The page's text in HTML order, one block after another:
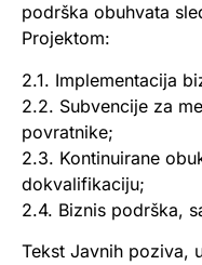
podrška obuhvata
Projektom:
2.1. Implementacija
2.2. Subvencije za
povratnike;
2.3. Kontinuirane
dokvalifikaciju;
2.4. Biznis podrška,
Tekst Javnih poziva,